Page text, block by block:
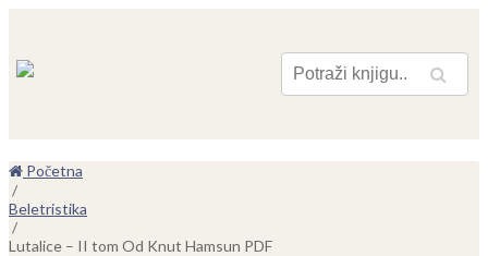
Pretraga
Početna
/
Beletristika
/
Lutalice – II tom Od Knut Hamsun PDF